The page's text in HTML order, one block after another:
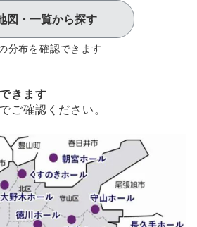
図・一覧から探す
分布を確認できます
きます
ご確認ください。